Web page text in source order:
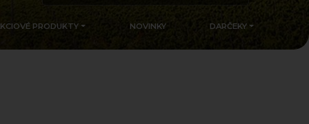
PRODUKTY NOVINKY DARČEKY